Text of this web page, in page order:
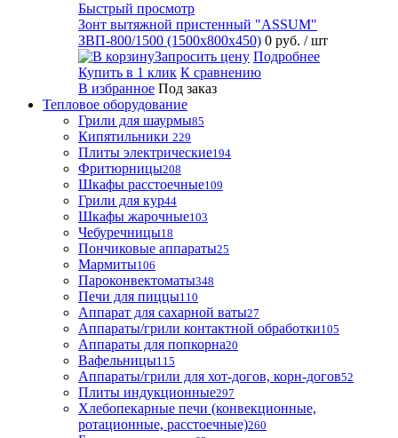
Быстрый просмотр
Зонт вытяжной пристенный "ASSUM"
ЗВП-800/1500 (1500х800х450) 0 руб. / шт
Запросить цену Подробнее
Купить в 1 клик К сравнению
В избранное Под заказ
Тепловое оборудование
Грили для шаурмы85
Кипятильники 229
Плиты электрические194
Фритюрницы208
Шкафы расстоечные109
Грили для кур44
Шкафы жарочные103
Чебуречницы18
Пончиковые аппараты25
Мармиты106
Пароконвектоматы348
Печи для пиццы110
Аппарат для сахарной ваты27
Аппараты/грили контактной обработки105
Аппараты для попкорна20
Вафельницы115
Аппараты/грили для хот-догов, корн-догов52
Плиты индукционные297
Хлебопекарные печи (конвекционные,
ротационные, расстоечные)260